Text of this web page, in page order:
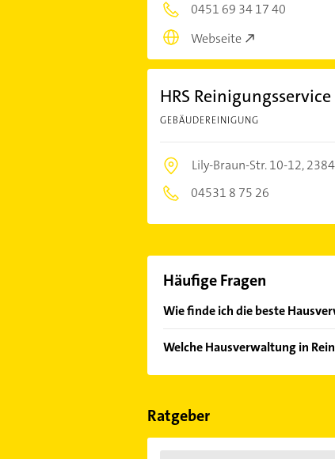
0451 69 34 17 40
Webseite
HRS
GEBÄUDEREINIGUNG
Lily-Braun-Str. 10-12,
04531 8 75 26
Häufige Fragen
Wie finde ich die beste
von den Empfehlungen. Die
Bewertungensortiert anzeigen
Welche Hausverwaltung in
Im Anbieter-Bereich finden Sie
Ratgeber